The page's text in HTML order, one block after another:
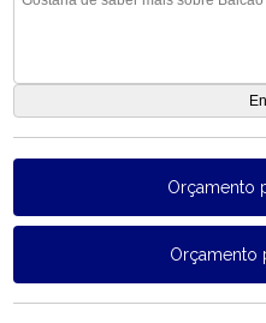
Orçamento
Orçamento